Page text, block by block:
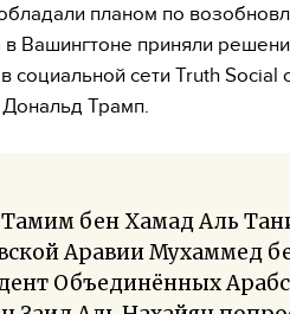
планом по
Вашингтоне приняли
социальной сети Truth
Трамп.
бен Хамад Аль
Аравии Мухаммед
Объединённых